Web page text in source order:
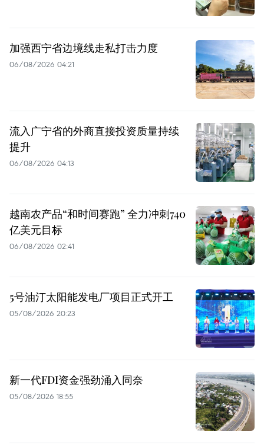
加强西宁省边境线走私打击力度
06/08/2026 04:21
流入广宁省的外商直接投资质量持续
提升
06/08/2026 04:13
越南农产品“和时间赛跑” 全力冲刺740
亿美元目标
06/08/2026 02:41
5号油汀太阳能发电厂项目正式开工
05/08/2026 20:23
新一代FDI资金强劲涌入同奈
05/08/2026 18:55